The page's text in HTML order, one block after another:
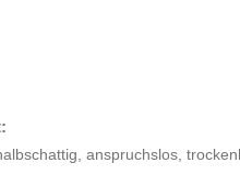
anspruchslos,